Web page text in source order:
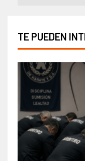
TE PUEDEN